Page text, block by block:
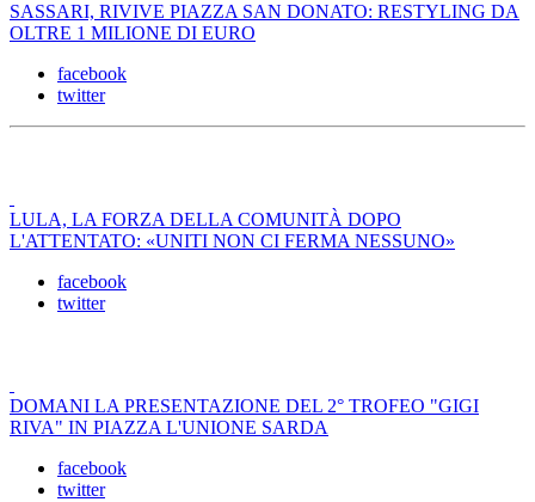
SASSARI, RIVIVE PIAZZA SAN DONATO: RESTYLING DA
OLTRE 1 MILIONE DI EURO
facebook
twitter
LULA, LA FORZA DELLA COMUNITÀ DOPO
L'ATTENTATO: «UNITI NON CI FERMA NESSUNO»
facebook
twitter
DOMANI LA PRESENTAZIONE DEL 2° TROFEO "GIGI
RIVA" IN PIAZZA L'UNIONE SARDA
facebook
twitter